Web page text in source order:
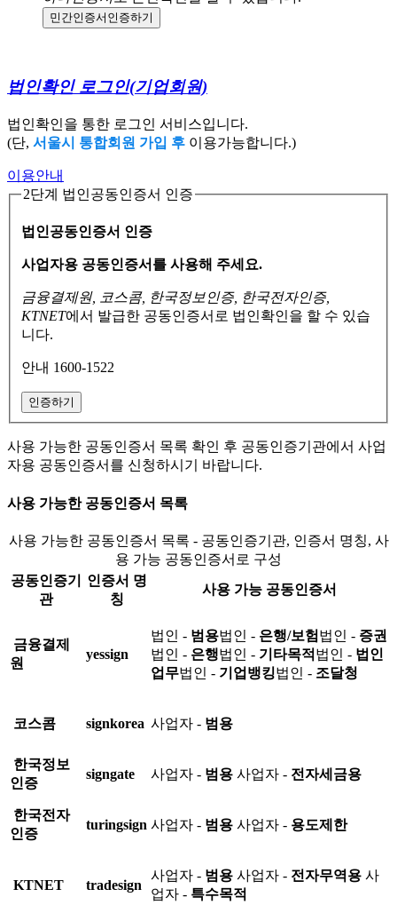
민간인증서 인증하기
법인확인 로그인(기업회원)
법인확인을 통한 로그인 서비스입니다.
(단, 서울시 통합회원 가입 후 이용가능합니다.)
이용안내
2단계 법인공동인증서 인증
법인공동인증서 인증
사업자용 공동인증서를 사용해 주세요.
금융결제원, 코스콤, 한국정보인증, 한국전자인증,
KTNET에서 발급한 공동인증서로 법인확인을 할 수 있습
니다.
안내 1600-1522
인증하기
사용 가능한 공동인증서 목록 확인 후 공동인증기관에서 사업
자용 공동인증서를 신청하시기 바랍니다.
사용 가능한 공동인증서 목록
사용 가능한 공동인증서 목록 - 공동인증기관, 인증서 명칭, 사
용 가능 공동인증서로 구성
공동인증기
관
인증서 명
칭
사용 가능 공동인증서
금융결제
원
yessign
법인 - 범용법인 - 은행/보험 법인 - 증권
법인 - 은행법인 - 기타목적 법인 - 법인
업무법인 - 기업뱅킹법인 - 조달청
코스콤 signkorea 사업자 - 범용
한국정보
인증
signgate 사업자 - 범용 사업자 - 전자세금용
한국전자
인증
turingsign 사업자 - 범용 사업자 - 용도제한
KTNET tradesign
사업자 - 범용 사업자 - 전자무역용 사
업자 - 특수목적